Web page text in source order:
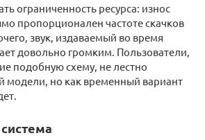
ограниченность ресурса: износ
пропорционален частоте скачков
звук, издаваемый во время
довольно громким. Пользователи,
подобную схему, не лестно
модели, но как временный вариант